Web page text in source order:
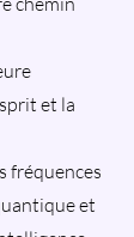
et la
fréquences
et